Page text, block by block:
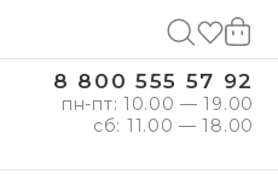
8 800 555 57 92
пн-пт: 10.00 — 19.00
сб: 11.00 — 18.00